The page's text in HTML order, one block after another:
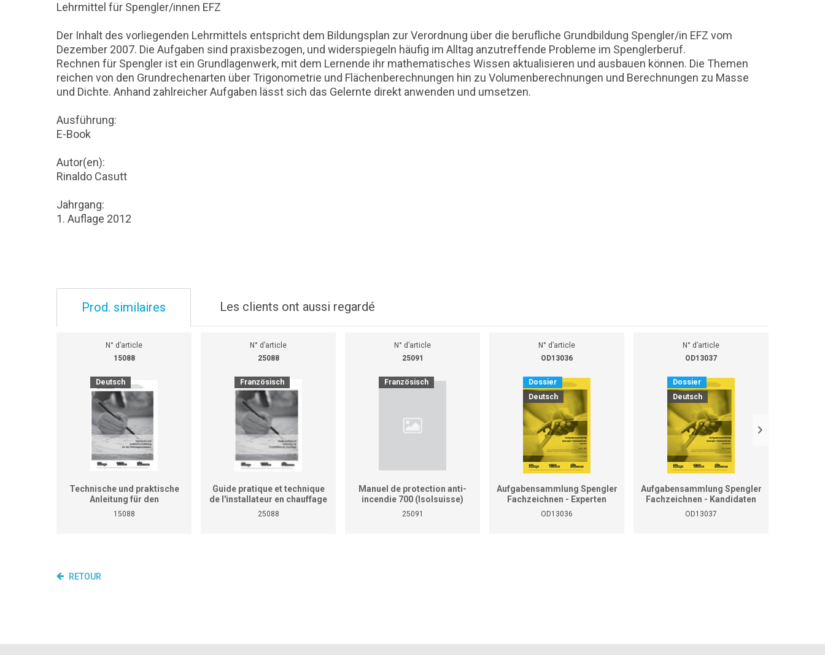
Lehrmittel für Spengler/innen EFZ
Der Inhalt des vorliegenden Lehrmittels entspricht dem Bildungsplan zur Verordnung über die berufliche Grundbildung Spengler/in EFZ vom
Dezember 2007. Die Aufgaben sind praxisbezogen, und widerspiegeln häufig im Alltag anzutreffende Probleme im Spenglerberuf.
Rechnen für Spengler ist ein Grundlagenwerk, mit dem Lernende ihr mathematisches Wissen aktualisieren und ausbauen können. Die Themen
reichen von den Grundrechenarten über Trigonometrie und Flächenberechnungen hin zu Volumenberechnungen und Berechnungen zu Masse
und Dichte. Anhand zahlreicher Aufgaben lässt sich das Gelernte direkt anwenden und umsetzen.
Ausführung:
E-Book
Autor(en):
Rinaldo Casutt
Jahrgang:
1. Auflage 2012
Prod. similaires Les clients ont aussi regardé
N° d’article
15088
Deutsch
Technische und praktische
Anleitung für den
Heizungsinstallateur (ersetzt
15088
N° d’article
25088
Französisch
Guide pratique et technique
de l'installateur en chauffage
(Ne remplace pas le manuel
25088
N° d’article
25091
Französisch
Manuel de protection anti-
incendie 700 (Isolsuisse)
25091
N° d’article
OD13036
Dossier
Deutsch
Aufgabensammlung Spengler
Fachzeichnen - Experten
OD13036
N° d’article
OD13037
Dossier
Deutsch
Aufgabensammlung Spengler
Fachzeichnen - Kandidaten
OD13037
RETOUR